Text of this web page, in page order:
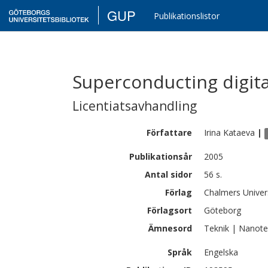
GUP Publikationslistor
Superconducting
Licentiatsavhandling
Författare Irina Kataeva |
Publikationsår
2005
Antal sidor
56 s.
Förlag
Chalmers
Förlagsort
Göteborg
Ämnesord
Teknik |
Språk
Engelska